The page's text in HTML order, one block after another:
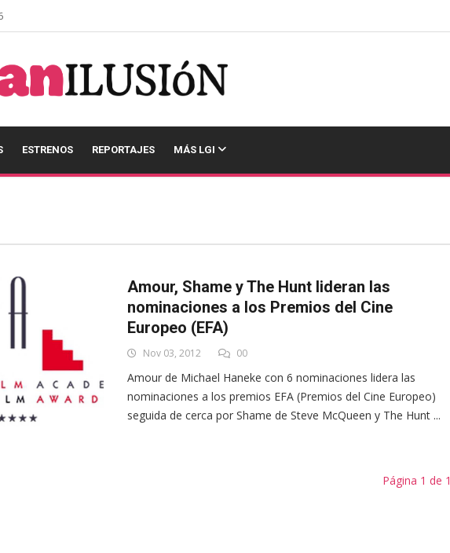
ESTRENOS REPORTAJES MÁS LGI
Amour, Shame y The Hunt lideran las
nominaciones a los Premios del Cine
Europeo (EFA)
Nov 03, 2012 00
Amour de Michael Haneke con 6 nominaciones lidera las
nominaciones a los premios EFA (Premios del Cine Europeo)
seguida de cerca por Shame de Steve McQueen y The Hunt ...
Página 1 de 1